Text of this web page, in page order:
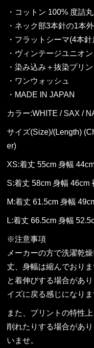
・コットン 100% 度詰丸
・ネック部3本針の1本
・フラットシーマ(4本
・ヴィンテージユニオ
・染み込み＋抜染プリン
・ワンウォッシュ
・MADE IN JAPAN
カラー:WHITE / SAX /
サイズ(Size)/(Length)
er)
XS:着丈 55cm 身幅
S:着丈 58cm 身幅 46cm
M:着丈 61.5cm 身幅
L:着丈 66.5cm 身幅
※注意事項
メーカーの方で洗濯乾
丈、身幅は縮んでおり
と着伸びする場合があ
イズに戻る感じになりま
また、プリントの特性
削れたりする場合があ
いませ。